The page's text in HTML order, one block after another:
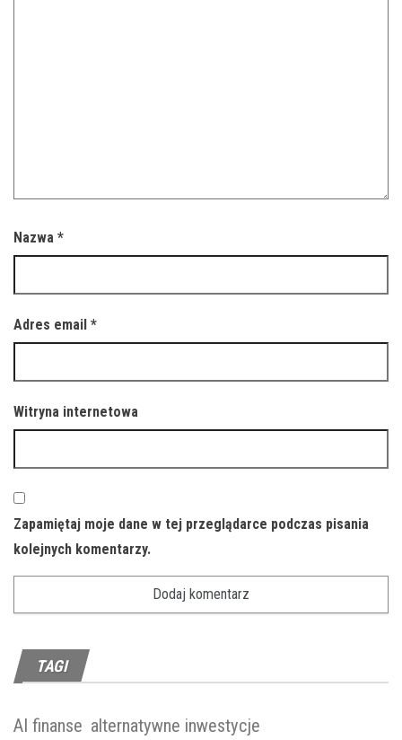
Nazwa *
Adres email *
Witryna internetowa
Zapamiętaj moje dane w tej przeglądarce podczas pisania
kolejnych komentarzy.
TAGI
AI finanse alternatywne inwestycje